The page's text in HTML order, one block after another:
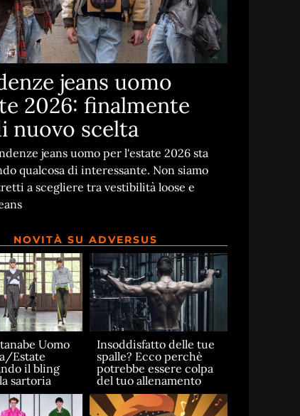
jeans uomo
2026: finalmente
nuovo scelta
jeans uomo per l'estate 2026 sta
qualcosa di interessante. Non siamo
a scegliere tra vestibilità loose e
NOVITÀ SU ADVERSUS
Uomo
Estate
il bling
sartoria
Insoddisfatto delle tue
spalle? Ecco perchè
potrebbe essere colpa
del tuo allenamento